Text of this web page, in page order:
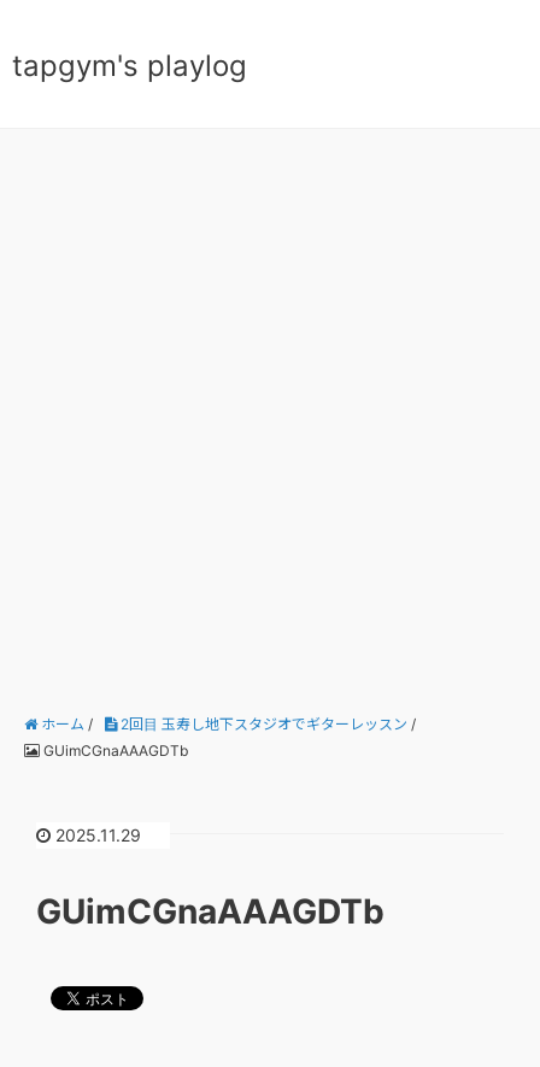
tapgym's playlog
ホーム / 2回目 玉寿し地下スタジオでギターレッスン /
GUimCGnaAAAGDTb
2025.11.29
GUimCGnaAAAGDTb